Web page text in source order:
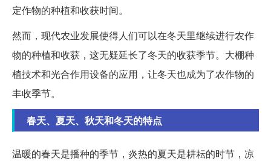
定作物的种植和收获时间。
然而，现代农业发展使得人们可以在冬天里继续进行农作
物的种植和收获，这无疑延长了冬天的收获季节。大棚种
植技术和光合作用设备的应用，让冬天也成为了农作物的
丰收季节。
春天、夏天、秋天和冬天的特点
温暖的春天是播种的季节，炎热的夏天是耕耘的时节，凉